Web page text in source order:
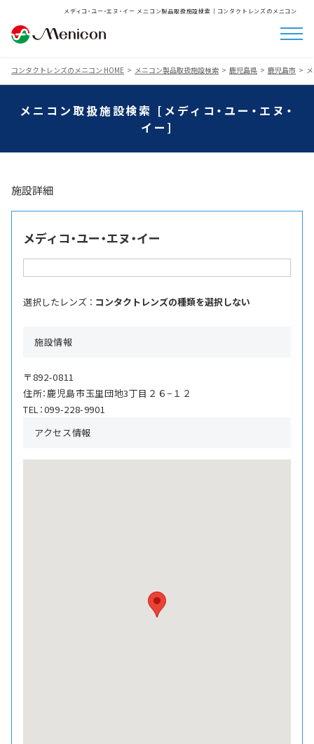
メディコ・ユー・エヌ・イー メニコン製品取扱施設検索│コンタクトレンズのメニコン
コンタクトレンズのメニコン HOME メニコン製品取扱施設検索 鹿児島県 鹿児島市
メニコン取扱施設検索 [メディコ・ユー・エヌ・
イー]
施設詳細
メディコ・ユー・エヌ・イー
選択したレンズ ： コンタクトレンズの種類を選択しない
施設情報
〒892-0811
住所：鹿児島市玉里団地3丁目２６−１２
TEL：099-228-9901
アクセス情報